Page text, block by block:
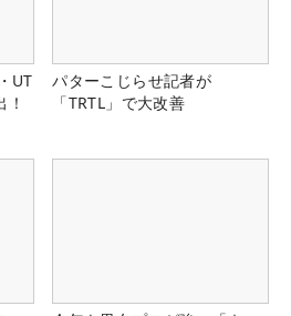
UT
パターこじらせ記者が
「TRTL」で大改善